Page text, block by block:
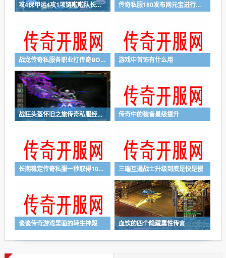
攻4保甲运4攻1项链啦啦队长的装备果然厉害 传奇私服180发布网元宝进行装备附魔的技巧
战龙传奇私服各职业打传奇BOSS的技巧心得 游戏中首饰有什么用
战狂头盔怀旧之旅传奇私服经典回忆 传奇中的装备星级提升
长期稳定传奇私服一秒取得1000万光彩点老玩家没吹嘘但代价太大 三端互通战士升级到底是快是慢
谈谈传奇游戏里面的转生神殿 血饮的四个隐藏属性传言